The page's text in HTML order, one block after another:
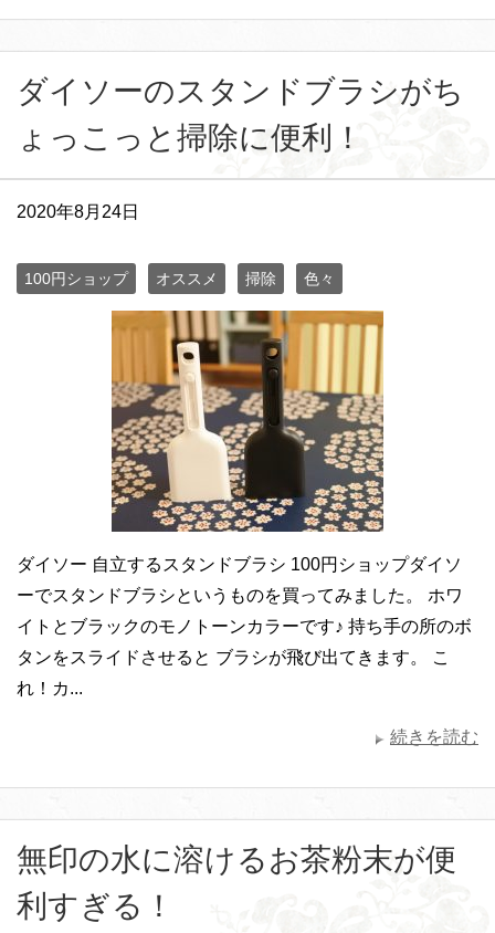
ダイソーのスタンドブラシがち
ょっこっと掃除に便利！
2020年8月24日
100円ショップ オススメ 掃除 色々
ダイソー 自立するスタンドブラシ 100円ショップダイソ
ーでスタンドブラシというものを買ってみました。 ホワ
イトとブラックのモノトーンカラーです♪ 持ち手の所のボ
タンをスライドさせると ブラシが飛び出てきます。 こ
れ！カ...
続きを読む
無印の水に溶けるお茶粉末が便
利すぎる！